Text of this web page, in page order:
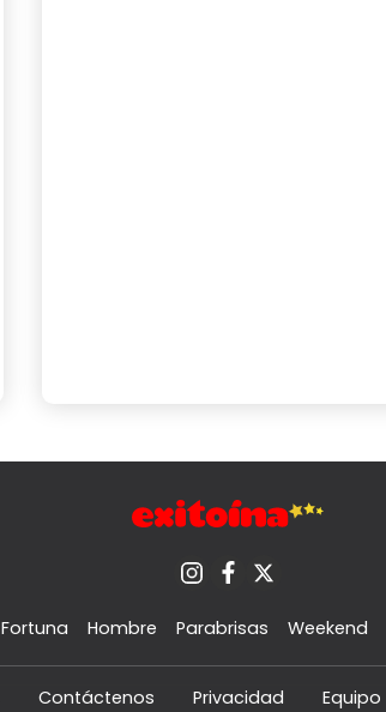
Fortuna Hombre Parabrisas Weekend
Contáctenos Privacidad Equipo